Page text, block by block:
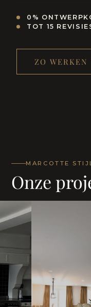
0%
TOT 15
ZO WERKEN
MARCOTTE
Onze